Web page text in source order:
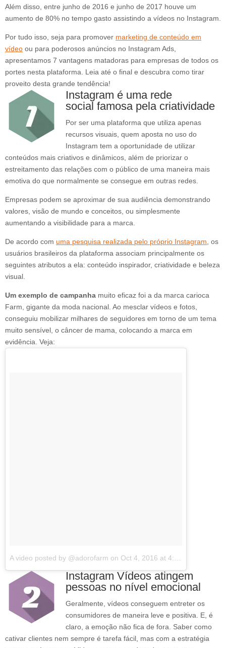
Além disso, entre junho de 2016 e junho de 2017 houve um
aumento de 80% no tempo gasto assistindo a vídeos no Instagram.
Por tudo isso, seja para promover marketing de conteúdo em
vídeo ou para poderosos anúncios no Instagram Ads,
apresentamos 7 vantagens matadoras para empresas de todos os
portes nesta plataforma. Leia até o final e descubra como tirar
proveito desta grande tendência!
Instagram é uma rede
social famosa pela criatividade
Por ser uma plataforma que utiliza apenas
recursos visuais, quem aposta no uso do
Instagram tem a oportunidade de utilizar
conteúdos mais criativos e dinâmicos, além de priorizar o
estreitamento das relações com o público de uma maneira mais
emotiva do que normalmente se consegue em outras redes.
Empresas podem se aproximar de sua audiência demonstrando
valores, visão de mundo e conceitos, ou simplesmente
aumentando a visibilidade para a marca.
De acordo com uma pesquisa realizada pelo próprio Instagram, os
usuários brasileiros da plataforma associam principalmente os
seguintes atributos a ela: conteúdo inspirador, criatividade e beleza
visual.
Um exemplo de campanha muito eficaz foi a da marca carioca
Farm, gigante da moda nacional. Ao mesclar vídeos e fotos,
conseguiu mobilizar milhares de seguidores em torno de um tema
muito sensível, o câncer de mama, colocando a marca em
evidência. Veja:
A video posted by @adorofarm on Oct 4, 2016 at 4:16pm PDT
Instagram Vídeos atingem
pessoas no nível emocional
Geralmente, vídeos conseguem entreter os
consumidores de maneira leve e positiva. E, é
claro, a emoção não fica de fora. Saber como
cativar clientes nem sempre é tarefa fácil, mas com a estratégia